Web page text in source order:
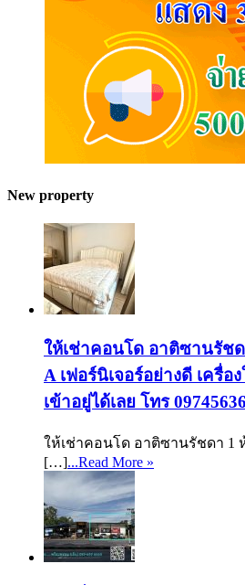
New property
ให้เช่าคอนโด อาติซานรัช
A เฟอร์นิเจอร์อย่างดี เครื่
เข้าอยู่ได้เลย โทร
ให้เช่าคอนโด อาติซานรัชดา 1
[…]...Read More »